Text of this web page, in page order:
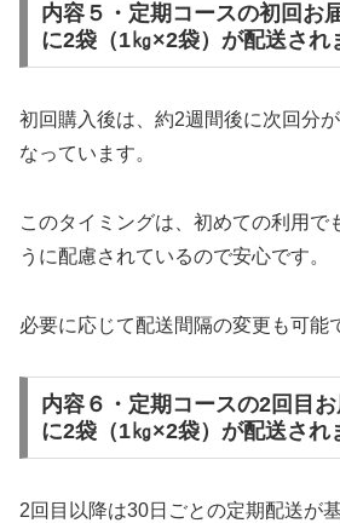
内容５・定期コースの初回お
に2袋（1㎏×2袋）が配送され
初回購入後は、約2週間後に次回分
なっています。
このタイミングは、初めての利用で
うに配慮されているので安心です。
必要に応じて配送間隔の変更も可能
内容６・定期コースの2回目
に2袋（1㎏×2袋）が配送され
2回目以降は30日ごとの定期配送が